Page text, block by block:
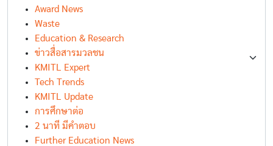
Award News
Waste
Education & Research
ข่าวสื่อสารมวลชน
KMITL Expert
Tech Trends
KMITL Update
การศึกษาต่อ
2 นาที มีคำตอบ
Further Education News